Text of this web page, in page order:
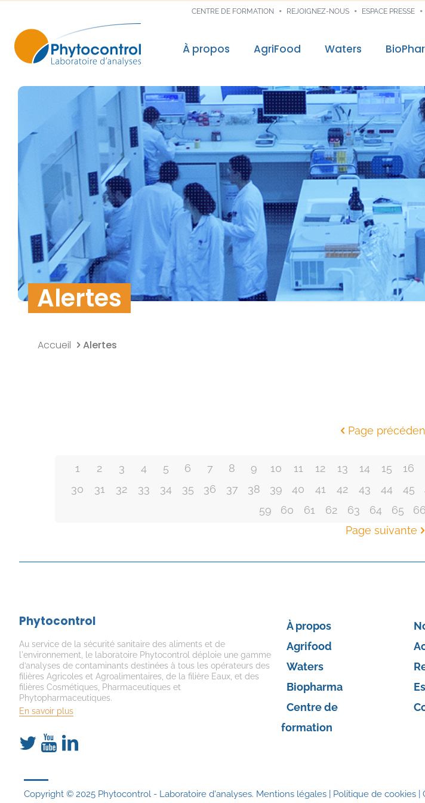
CENTRE DE FORMATION REJOIGNEZ-NOUS ESPACE PRESSE
À propos
Le groupe Phytocontrol
Nos valeurs, notre mission
Nos accréditations
Nos reconnaissances
Nos laboratoires
Politique Qualité
Recherche & Développement
Sécurité des données
AgriFood Waters
Alertes
Accueil Alertes
Alertes
Alerte alimentaire au
15 septembre 2014
Alertes
Alertes
25/08/14
Alertes
Alerte alimentaire au
Page
1 2 3 4 5 6 7 8 9 10 11 12 13 14 15 16
30
31 32 33 34 35 36 37 38 39 40 41 42 43 44 45
59
60 61 62 63 64 65 66
Page suivante
Phytocontrol
Au service de la sécurité sanitaire des aliments et de
l'environnement, le laboratoire Phytocontrol déploie une gamme
d’analyses de contaminants destinées à tous les opérateurs des
filières Agricoles et Agroalimentaires, de la filière Eaux, et des
filières Cosmétiques, Pharmaceutiques et
Phytopharmaceutiques.
En savoir plus
À propos
Agrifood
Waters
Biopharma
Centre de
formation
Copyright © 2025 Phytocontrol - Laboratoire d'analyses. Mentions légales Politique de cookies